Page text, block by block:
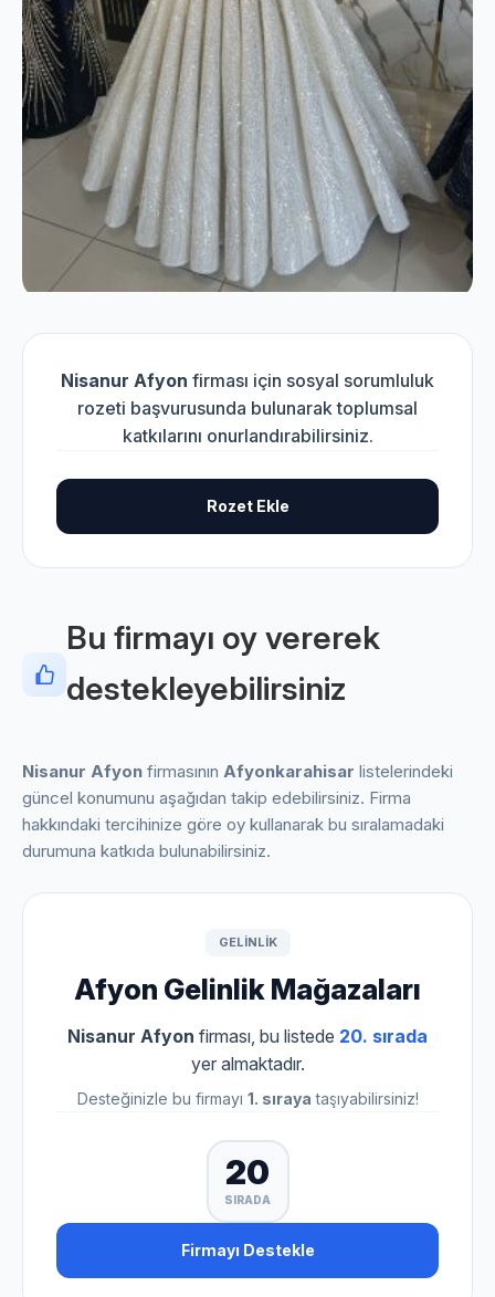
Nisanur Afyon firması için sosyal sorumluluk
rozeti başvurusunda bulunarak toplumsal
katkılarını onurlandırabilirsiniz.
Rozet Ekle
Bu firmayı oy vererek
destekleyebilirsiniz
Nisanur Afyon firmasının Afyonkarahisar listelerindeki
güncel konumunu aşağıdan takip edebilirsiniz. Firma
hakkındaki tercihinize göre oy kullanarak bu sıralamadaki
durumuna katkıda bulunabilirsiniz.
GELINLIK
Afyon Gelinlik Mağazaları
Nisanur Afyon firması, bu listede 20. sırada
yer almaktadır.
Desteğinizle bu firmayı 1. sıraya taşıyabilirsiniz!
20
SIRADA
Firmayı Destekle